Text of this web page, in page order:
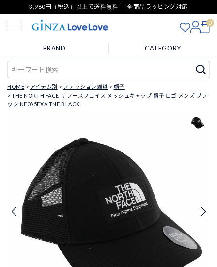
3,980円（税込）以上で送料無料 ｜ 全商品ラッピング対応
0
BRAND CATEGORY
HOME アイテム別 ファッション雑貨
帽子
THE NORTH FACE ザ ノースフェイス メッシュキャップ 帽子 ロゴ メンズ ブラ
ック NF0A5FXA TNF BLACK